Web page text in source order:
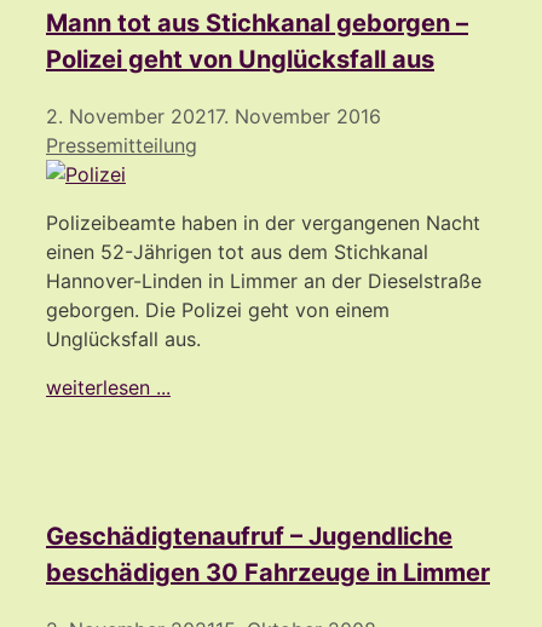
Mann tot aus Stichkanal geborgen –
Polizei geht von Unglücksfall aus
2. November 20217. November 2016
Pressemitteilung
Polizeibeamte haben in der vergangenen Nacht
einen 52-Jährigen tot aus dem Stichkanal
Hannover-Linden in Limmer an der Dieselstraße
geborgen. Die Polizei geht von einem
Unglücksfall aus.
weiterlesen ...
Geschädigtenaufruf – Jugendliche
beschädigen 30 Fahrzeuge in Limmer